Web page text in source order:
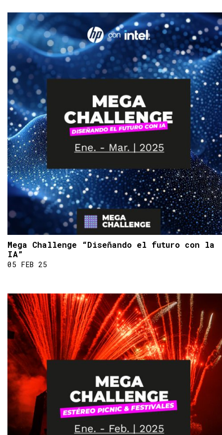
Mega Challenge “Diseñando el futuro con la
IA”
05 FEB 25